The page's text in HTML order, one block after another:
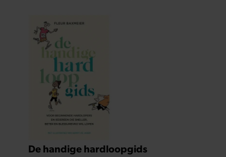
De handige hardloopgids